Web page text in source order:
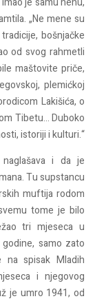
„Ne mene su
bošnjačke
od svog rahmetli
maštovite priče,
plemićkoj
Lakišića, o
Tibetu… Duboko
istoriji i kulturi.“
i da je
Tu supstancu
muftija rodom
tome je bilo
tri mjeseca u
samo zato
spisak Mladih
i njegovog
je umro 1941, od